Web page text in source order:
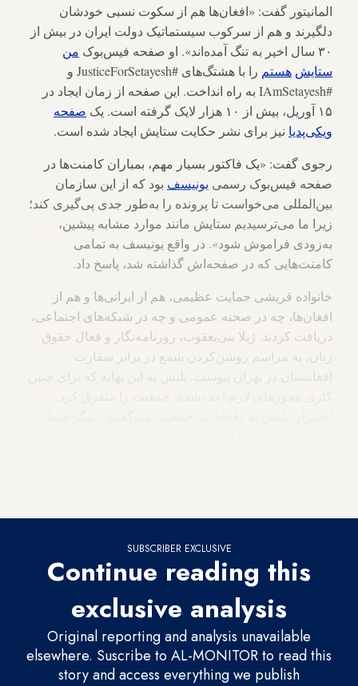
المانیتور گفت: «افغان‌ها هم از سکوت نسبی خودشان
دلگیرند و هم از سرکوب سیستماتیک دولت ایران در بیش از
۳۰ سال اخیر به تنگ آمده‌اند». او صفحه فیس‌بوک
من
ستایش هستم
را با هشتگ‌های #JusticeForSetayesh و
#IAmSetayesh به راه انداخت. این صفحه از زمان ایجاد در
۱۵ آوریل، بیش از ۱۰ هزار لایک گرفته است. یک
صفحه
ویکیپدیا نیز برای نشر حکایت ستایش ایجاد شده است.
رجوی گفت: «یک فاکتور بسیار مهم، بمباران کامنت‌ها در
صفحه فیس‌بوک رسمی یونیسف بود که از این سازمان
بین‌المللی می‌خواست تا پرونده را به‌طور جدی پی‌گیری کند؛
زیرا ما می‌ترسیدیم ستایش مانند موارد مشابه پیشین،
به‌زودی فراموش شود». در واقع یونیسف به تمامی
کامنت‌هایی که در صفحه‌اش گذاشته شد، پاسخ داد.
خانواده قریشی حمایت عظیمی، هم از ایرانی‌ها و هم از
افغان‌ها، چه در صحنه عمومی و چه در شبکه‌های اجتماعی،
دریافت کردند. ژیلا بنی‌یعقوب، روزنامه‌نگار و فعال حقوق
زنان، به مراسم روشن‌کردن شمع در برابر سفارت
SUBSCRIBER EXCLUSIVE
Continue reading this
exclusive analysis
Original reporting and analysis unavailable
elsewhere. Suscribe to AL-MONITOR to read this
story and access everything we publish